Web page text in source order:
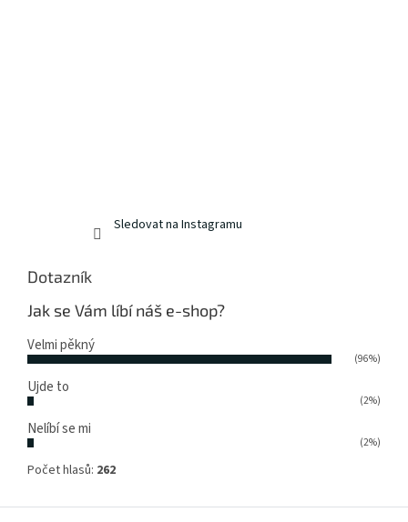
Sledovat na Instagramu
Dotazník
Jak se Vám líbí náš e-shop?
Velmi pěkný
(96%)
Ujde to
(2%)
Nelíbí se mi
(2%)
Počet hlasů: 262